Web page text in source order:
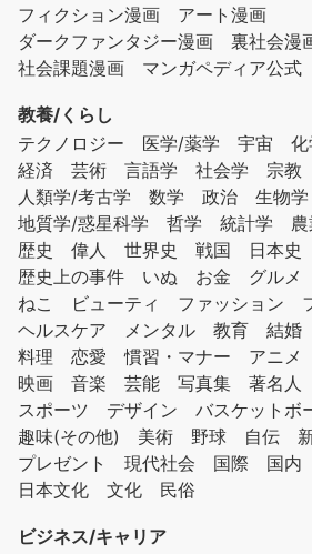
フィクション漫画
アート漫画
ダークファンタジー漫画
裏社会漫
社会課題漫画
マンガペディア公式
教養/くらし
テクノロジー
医学/薬学 宇宙 化
経済
芸術 言語学 社会学 宗教
人類学/考古学
数学 政治 生物学
地質学/惑星科学
哲学 統計学
歴史
偉人 世界史 戦国 日本史
歴史上の事件
いぬ お金 グルメ
ねこ
ビューティ ファッション
ヘルスケア
メンタル 教育 結婚
料理
恋愛 慣習・マナー アニメ
映画
音楽 芸能 写真集 著名人
スポーツ
デザイン バスケットボ
趣味(その他)
美術 野球 自伝
プレゼント
現代社会 国際 国内
日本文化
文化 民俗
ビジネス/キャリア